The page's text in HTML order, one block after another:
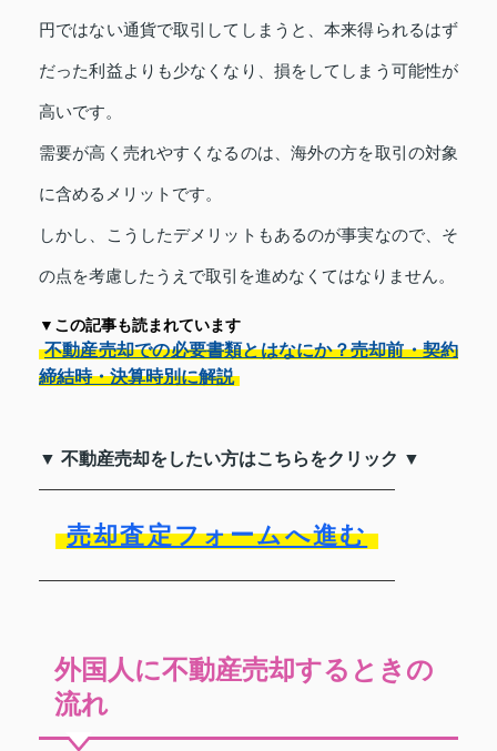
円ではない通貨で取引してしまうと、本来得られるはず
だった利益よりも少なくなり、損をしてしまう可能性が
高いです。
需要が高く売れやすくなるのは、海外の方を取引の対象
に含めるメリットです。
しかし、こうしたデメリットもあるのが事実なので、そ
の点を考慮したうえで取引を進めなくてはなりません。
▼この記事も読まれています
不動産売却での必要書類とはなにか？売却前・契約
締結時・決算時別に解説
▼ 不動産売却をしたい方はこちらをクリック ▼
売却査定フォームへ進む
外国人に不動産売却するときの
流れ